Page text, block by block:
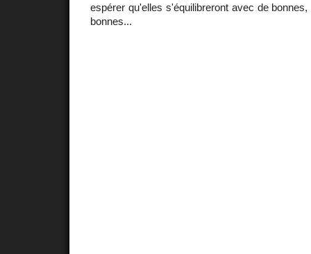
espérer qu'elles s'équilibreront avec de
bonnes...